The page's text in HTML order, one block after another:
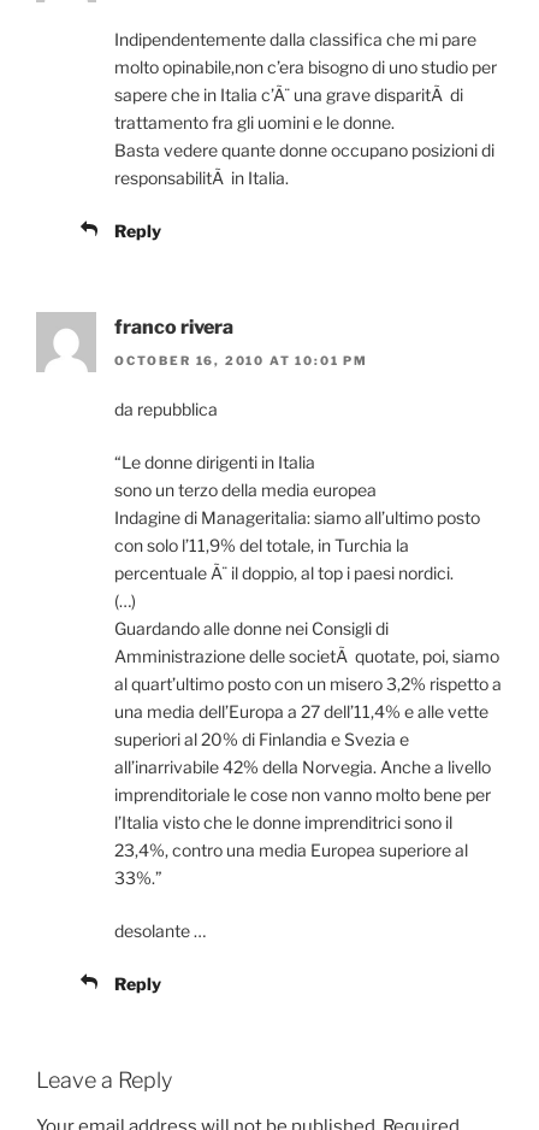
Indipendentemente dalla classifica che mi pare
molto opinabile,non c’era bisogno di uno studio per
sapere che in Italia c’Ã¨ una grave disparitÃ di
trattamento fra gli uomini e le donne.
Basta vedere quante donne occupano posizioni di
responsabilitÃ in Italia.
Reply
franco rivera
OCTOBER 16, 2010 AT 10:01 PM
da repubblica
“Le donne dirigenti in Italia
sono un terzo della media europea
Indagine di Manageritalia: siamo all’ultimo posto
con solo l’11,9% del totale, in Turchia la
percentuale Ã¨ il doppio, al top i paesi nordici.
(…)
Guardando alle donne nei Consigli di
Amministrazione delle societÃ quotate, poi, siamo
al quart’ultimo posto con un misero 3,2% rispetto a
una media dell’Europa a 27 dell’11,4% e alle vette
superiori al 20% di Finlandia e Svezia e
all’inarrivabile 42% della Norvegia. Anche a livello
imprenditoriale le cose non vanno molto bene per
l’Italia visto che le donne imprenditrici sono il
23,4%, contro una media Europea superiore al
33%.”
desolante …
Reply
Leave a Reply